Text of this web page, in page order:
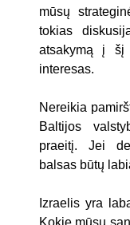
mūsų
tokias
atsakymą į šį
interesas.
Nereikia
Baltijos
praeitį. Jei
balsas būtų
Izraelis yra
Kokie mūsų